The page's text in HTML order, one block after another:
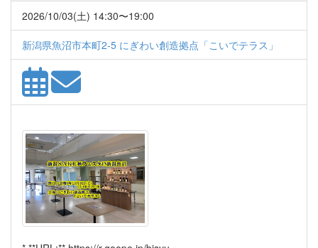
2026/10/03(土) 14:30〜19:00
新潟県魚沼市本町2-5 にぎわい創造拠点「こいでテラス」